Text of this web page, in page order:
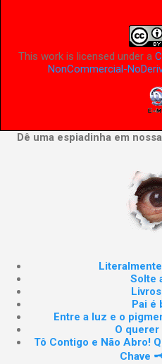
This work is licensed under a
NonCommercial-
Dê uma espiadinha em
Solte
Pai é
Entre a luz e o
O
Tô Contigo e Não Abro!
Chave